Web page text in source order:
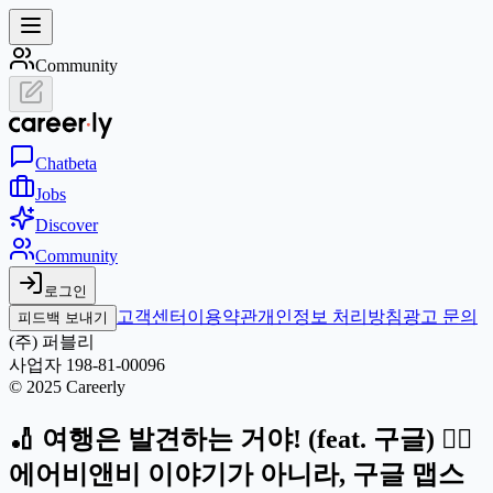
Community
Chatbeta
Jobs
Discover
Community
로그인
피드백 보내기
고객센터 이용약관개인정보 처리방침광고 문의
(주) 퍼블리
사업자 198-81-00096
© 2025 Careerly
🏏 여행은 발견하는 거야! (feat. 구글) 🏄🏻
에어비앤비 이야기가 아니라, 구글 맵스